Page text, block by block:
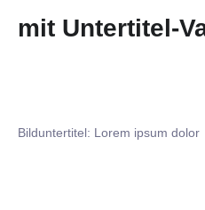
mit Untertitel-
Bilduntertitel: Lorem ipsum dolor